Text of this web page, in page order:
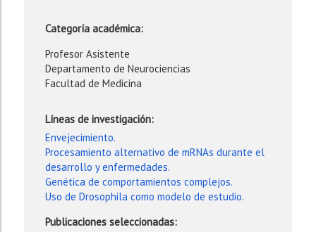
Categoría académica:
Profesor Asistente
Departamento de Neurociencias
Facultad de Medicina
Líneas de investigación:
Envejecimiento.
Procesamiento alternativo de mRNAs durante el
desarrollo y enfermedades.
Genética de comportamientos complejos.
Uso de Drosophila como modelo de estudio.
Publicaciones seleccionadas: